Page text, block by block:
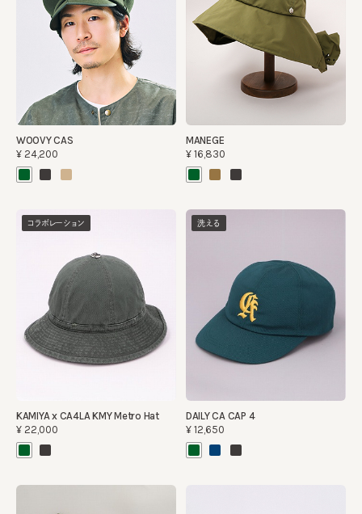
WOOVY CAS
¥24,200
MANEGE
¥16,830
コラボレーション
KAMIYA x CA4LA KMY Metro Hat
¥22,000
洗える
DAILY CA CAP 4
¥12,650